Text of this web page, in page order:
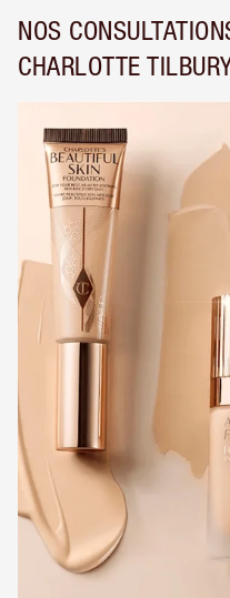
NOS
CHARLOTTE